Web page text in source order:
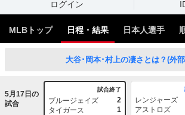
ログイン
MLBトップ 日程・結果 日本人選手
大谷･岡本･村上の凄さとは？(外
5月17日の
試合
試合終了
ブルージェイズ
2
タイガース
1
レンジャーズ
アストロズ